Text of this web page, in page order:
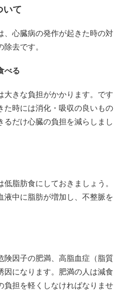
いて
、心臓病の発作が起きた時の対
去です。
べる
大きな負担がかかります。です
た時には消化・吸収の良いもの
るだけ心臓の負担を減らしまし
脂肪食にしておきましょう。
液中に脂肪が増加し、不整脈を
険因子の肥満、高脂血症（脂質
因になります。肥満の人は減食
負担を軽くしなければなりませ